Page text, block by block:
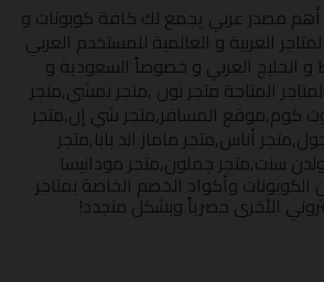
أهم مصدر عربي يجمع لك كافة كوبونات و
العربية و العالمية للمستخدم العربي
الخليج العربي و خصوصاً السعودية و
المتاحة متجر نون ,متجر نمشي,متجر
كوم,موقع المسافر,متجر شي إن,متجر
,متجر أناس,متجر ماماز اند بابا,متجر
سنت,متجر جملون,متجر مودانيسا
وأكواد الخصم الخاصة بمتاجر
الأخرى حصرياً وبشكل متجدد!